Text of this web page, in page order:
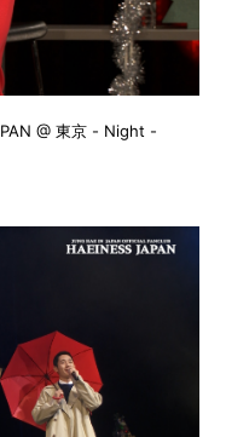
@ 東京 - Night -